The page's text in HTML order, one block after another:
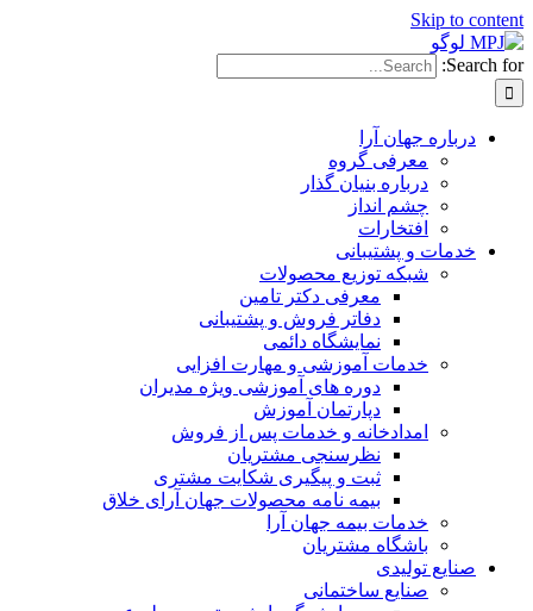
Skip to content
Search for:
درباره جهان آرا
معرفی گروه
درباره بنیان گذار
چشم انداز
افتخارات
خدمات و پشتیبانی
شبکه توزیع محصولات
معرفی دکتر تامین
دفاتر فروش و پشتیبانی
نمایشگاه دائمی
خدمات آموزشی و مهارت افزایی
دوره های آموزشی ویژه مدیران
دپارتمان آموزش
امدادخانه و خدمات پس از فروش
نظرسنجی مشتریان
ثبت و پیگیری شکایت مشتری
بیمه نامه محصولات جهان آرای خلاق
خدمات بیمه جهان آرا
باشگاه مشتریان
صنایع تولیدی
صنایع ساختمانی